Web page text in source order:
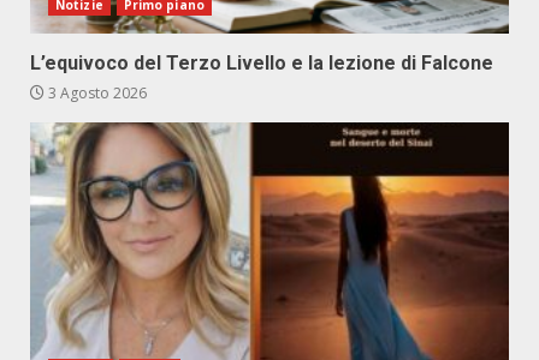
Notizie Primo piano
L’equivoco del Terzo Livello e la lezione di Falcone
3 Agosto 2026